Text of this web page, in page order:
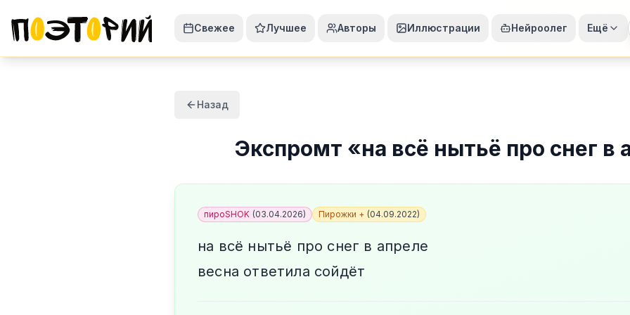
Свежее Лучшее Авторы Иллюстрации Нейроолег Ещё
Назад
Экспромт «на всё нытьё про снег в
пироSHOK (03.04.2026) Пирожки + (04.09.2022)
на всё нытьё про снег в апреле
весна ответила сойдёт